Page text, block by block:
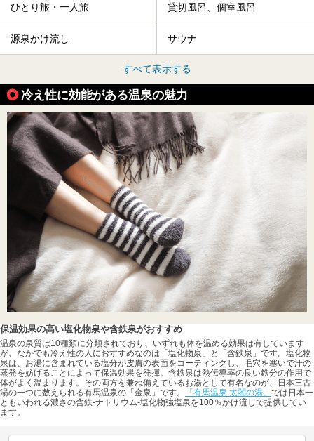
ひとり旅・一人旅 貸切風呂、個室風呂
源泉かけ流し サウナ
すべて表示する
冷え性に効能がある温泉の魅力
保温効果の高い塩化物泉や含鉄泉がおすすめ
温泉の泉質は10種類に分類されており、いずれも体を温める効果は有しています
が、なかでも冷え性の人におすすめなのは「塩化物泉」と「含鉄泉」です。塩化物
泉は、お湯に含まれている塩分が皮膚の表面をコーティングし、毛穴を塞いで汗の
蒸発を妨げることによって保温効果を発揮。含鉄泉は熱伝導率の良い鉄分の作用で
体がよく温まります。その両方を兼ね備えているお湯として有名なのが、日本三古
湯の一つに数えられる有馬温泉の「金泉」です。
「有馬温泉 太閤の湯」 では日本一
ともいわれる濃さの含鉄-ナトリウム-塩化物強塩泉を100％かけ流しで提供してい
ます。